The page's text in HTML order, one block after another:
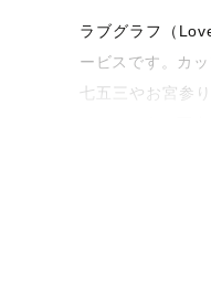
ラブグラフ（
ービスです。カ
七五三やお宮参